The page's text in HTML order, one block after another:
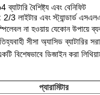
বৈশিষ্ট্য এবং বেনিফিট
2/3 লাইটার এবং স্ট্যান্ডার্ড
না হওয়ায় যেকোন উপায়ে
সীসা অ্যাসিড ব্যাটারির
বিশেষভাবে ডিজাইন করা
প্যারামিটার